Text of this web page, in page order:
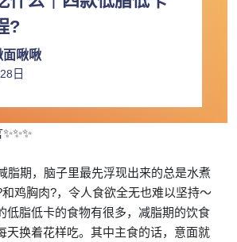
?
面啾啾
日
脂期，脑子里最先浮现出来的总是水煮
鸡胸肉?，令人食欲全无也难以坚持～
低脂低卡的食物有很多，减脂期的饮食
天换着花样吃。其中主食的话，意面就